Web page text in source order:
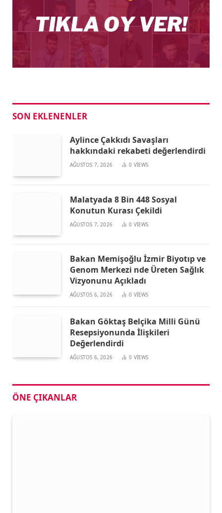
SON EKLENENLER
Aylince Çakkıdı Savaşları
hakkındaki rekabeti değerlendirdi
AĞUSTOS 7, 2026 0 VIEWS
Malatyada 8 Bin 448 Sosyal
Konutun Kurası Çekildi
AĞUSTOS 7, 2026 0 VIEWS
Bakan Memişoğlu İzmir Biyotıp ve
Genom Merkezi nde Üreten Sağlık
Vizyonunu Açıkladı
AĞUSTOS 6, 2026 0 VIEWS
Bakan Göktaş Belçika Milli Günü
Resepsiyonunda İlişkileri
Değerlendirdi
AĞUSTOS 6, 2026 0 VIEWS
ÖNE ÇIKANLAR